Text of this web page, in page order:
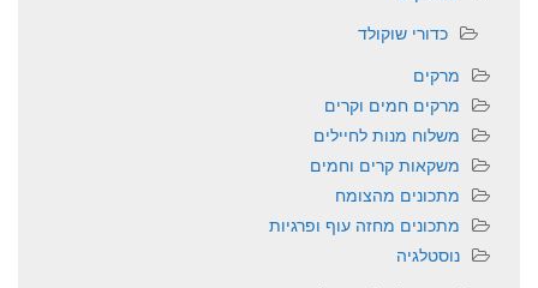
כדורי שוקולד
מרקים
מרקים חמים וקרים
משלוח מנות לחיילים
משקאות קרים וחמים
מתכונים מהצומח
מתכונים מחזה עוף ופרגיות
נוסטלגיה